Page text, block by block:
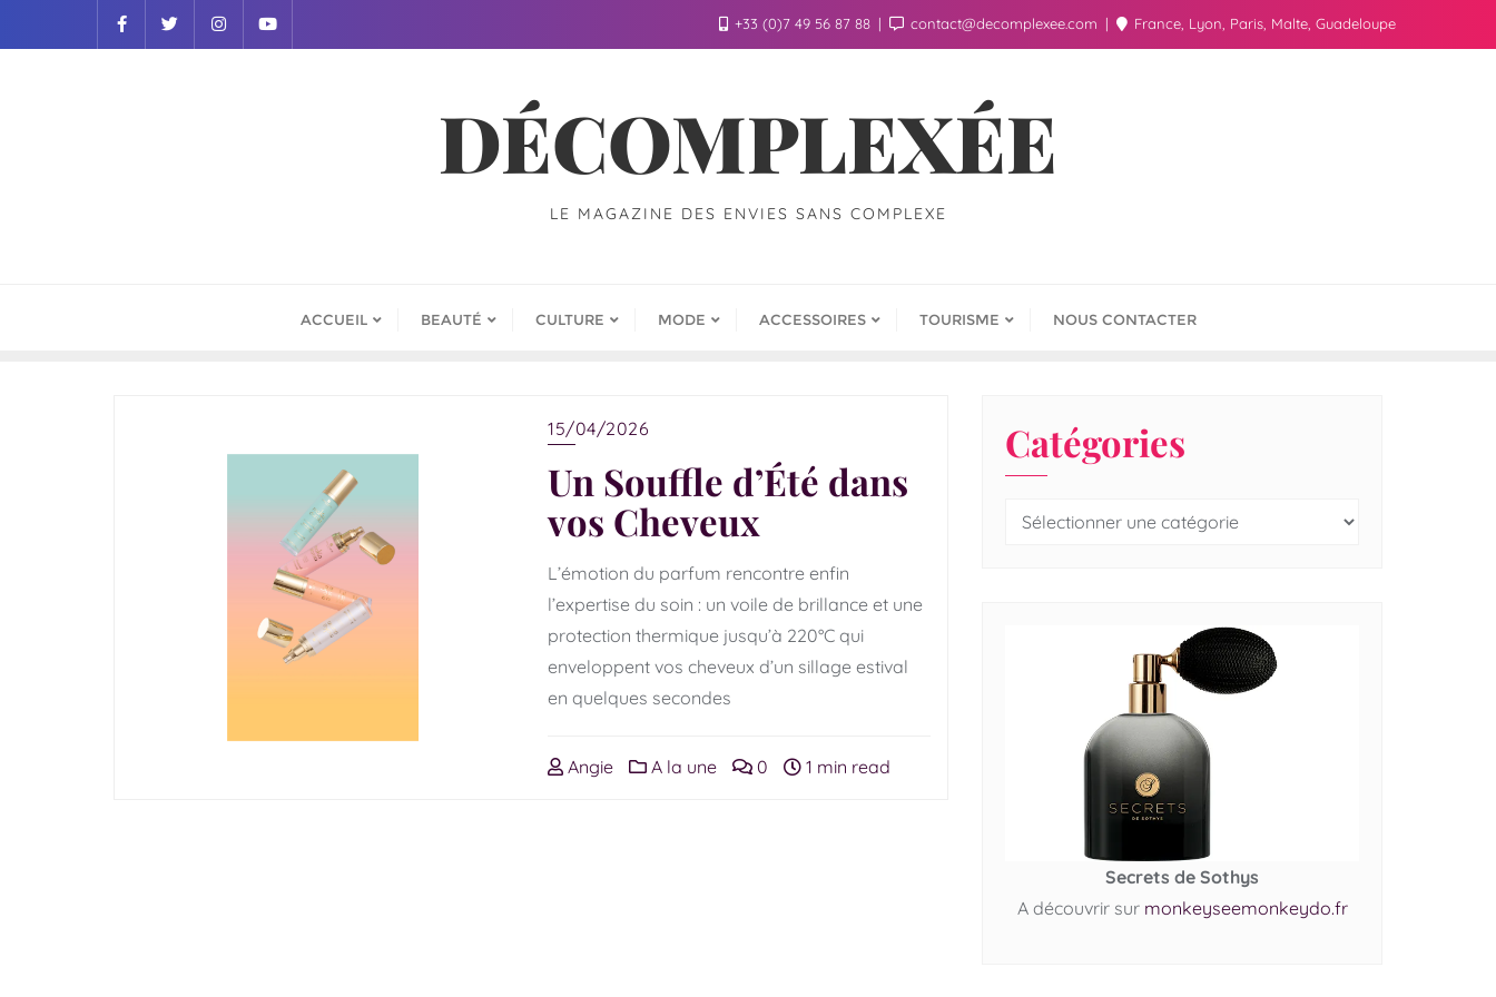
+33 (0)7 49 56 87 88 contact@decomplexee.com France, Lyon, Paris, Malte, Guadeloupe
DÉCOMPLEXÉE
LE MAGAZINE DES ENVIES SANS COMPLEXE
ACCUEIL BEAUTÉ CULTURE MODE ACCESSOIRES TOURISME NOUS CONTACTER
15/04/2026
Un Souffle d’Été dans
vos Cheveux
L’émotion du parfum rencontre enfin
l’expertise du soin : un voile de brillance et une
protection thermique jusqu’à 220°C qui
enveloppent vos cheveux d’un sillage estival
en quelques secondes
Angie A la une 0 1 min read
Catégories
Secrets de Sothys
A découvrir sur monkeyseemonkeydo.fr